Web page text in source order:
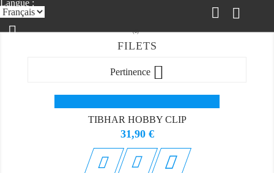
Langue :
(0)
FILETS
Pertinence 
TIBHAR HOBBY CLIP
Prix
31,90 €
